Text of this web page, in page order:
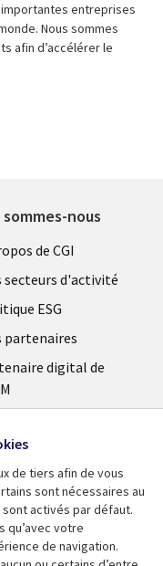
importantes entreprises
Nous sommes
afin d’accélérer le
sommes-nous
de CGI
secteurs d'activité
ESG
partenaires
digital de
de tiers afin de vous
sont nécessaires au
activés par défaut.
qu’avec votre
de navigation.